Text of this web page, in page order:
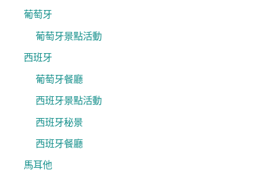
葡萄牙
葡萄牙景點活動
西班牙
葡萄牙餐廳
西班牙景點活動
西班牙秘景
西班牙餐廳
馬耳他